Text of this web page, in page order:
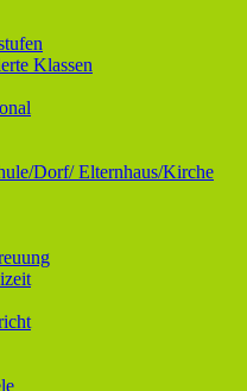
Klassen
Dorf/ Elternhaus/Kirche